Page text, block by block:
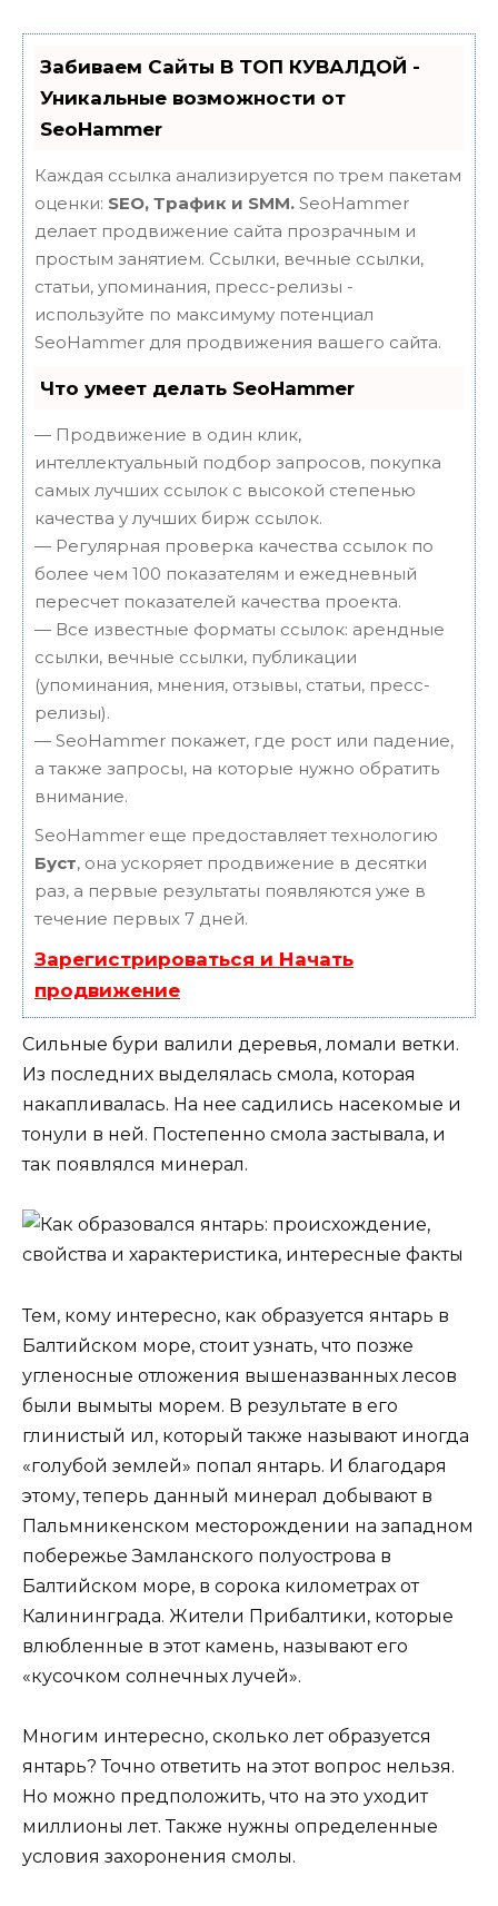
Забиваем Сайты В ТОП КУВАЛДОЙ -
Уникальные возможности от
SeoHammer
Каждая ссылка анализируется по трем пакетам
оценки: SEO, Трафик и SMM. SeoHammer
делает продвижение сайта прозрачным и
простым занятием. Ссылки, вечные ссылки,
статьи, упоминания, пресс-релизы -
используйте по максимуму потенциал
SeoHammer для продвижения вашего сайта.
Что умеет делать SeoHammer
— Продвижение в один клик,
интеллектуальный подбор запросов, покупка
самых лучших ссылок с высокой степенью
качества у лучших бирж ссылок.
— Регулярная проверка качества ссылок по
более чем 100 показателям и ежедневный
пересчет показателей качества проекта.
— Все известные форматы ссылок: арендные
ссылки, вечные ссылки, публикации
(упоминания, мнения, отзывы, статьи, пресс-
релизы).
— SeoHammer покажет, где рост или падение,
а также запросы, на которые нужно обратить
внимание.
SeoHammer еще предоставляет технологию
Буст, она ускоряет продвижение в десятки
раз, а первые результаты появляются уже в
течение первых 7 дней.
Зарегистрироваться и Начать
продвижение
Сильные бури валили деревья, ломали ветки.
Из последних выделялась смола, которая
накапливалась. На нее садились насекомые и
тонули в ней. Постепенно смола застывала, и
так появлялся минерал.
Тем, кому интересно, как образуется янтарь в
Балтийском море, стоит узнать, что позже
угленосные отложения вышеназванных лесов
были вымыты морем. В результате в его
глинистый ил, который также называют иногда
«голубой землей» попал янтарь. И благодаря
этому, теперь данный минерал добывают в
Пальмникенском месторождении на западном
побережье Замланского полуострова в
Балтийском море, в сорока километрах от
Калининграда. Жители Прибалтики, которые
влюбленные в этот камень, называют его
«кусочком солнечных лучей».
Многим интересно, сколько лет образуется
янтарь? Точно ответить на этот вопрос нельзя.
Но можно предположить, что на это уходит
миллионы лет. Также нужны определенные
условия захоронения смолы.